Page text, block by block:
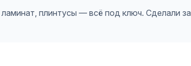
плинтусы — всё под ключ. Сделали